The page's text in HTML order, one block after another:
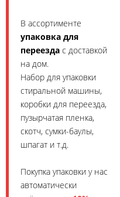
В ассортименте
упаковка для
переезда с доставкой
на дом.
Набор для упаковки
стиральной машины,
коробки для переезда,
пузырчатая пленка,
скотч, сумки-баулы,
шпагат и т.д.
Покупка упаковки у нас
автоматически